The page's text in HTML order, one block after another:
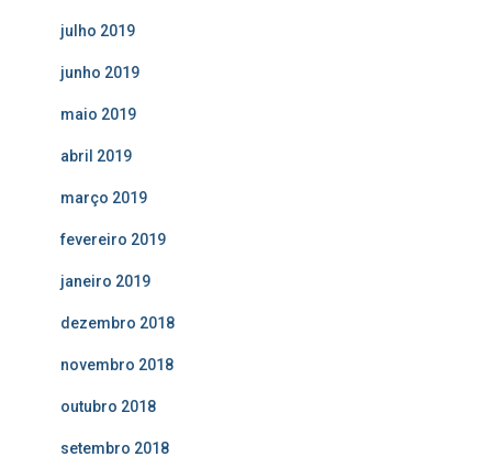
julho 2019
junho 2019
maio 2019
abril 2019
março 2019
fevereiro 2019
janeiro 2019
dezembro 2018
novembro 2018
outubro 2018
setembro 2018